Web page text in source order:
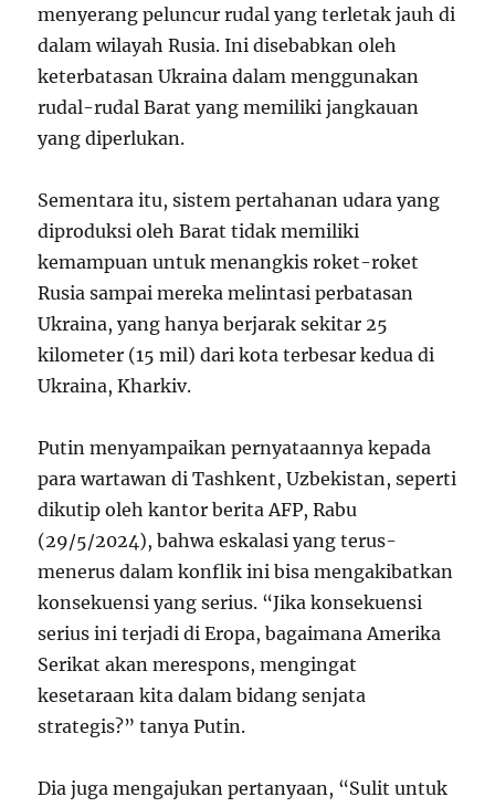
menyerang peluncur rudal yang terletak jauh di
dalam wilayah Rusia. Ini disebabkan oleh
keterbatasan Ukraina dalam menggunakan
rudal-rudal Barat yang memiliki jangkauan
yang diperlukan.
Sementara itu, sistem pertahanan udara yang
diproduksi oleh Barat tidak memiliki
kemampuan untuk menangkis roket-roket
Rusia sampai mereka melintasi perbatasan
Ukraina, yang hanya berjarak sekitar 25
kilometer (15 mil) dari kota terbesar kedua di
Ukraina, Kharkiv.
Putin menyampaikan pernyataannya kepada
para wartawan di Tashkent, Uzbekistan, seperti
dikutip oleh kantor berita AFP, Rabu
(29/5/2024), bahwa eskalasi yang terus-
menerus dalam konflik ini bisa mengakibatkan
konsekuensi yang serius. “Jika konsekuensi
serius ini terjadi di Eropa, bagaimana Amerika
Serikat akan merespons, mengingat
kesetaraan kita dalam bidang senjata
strategis?” tanya Putin.
Dia juga mengajukan pertanyaan, “Sulit untuk